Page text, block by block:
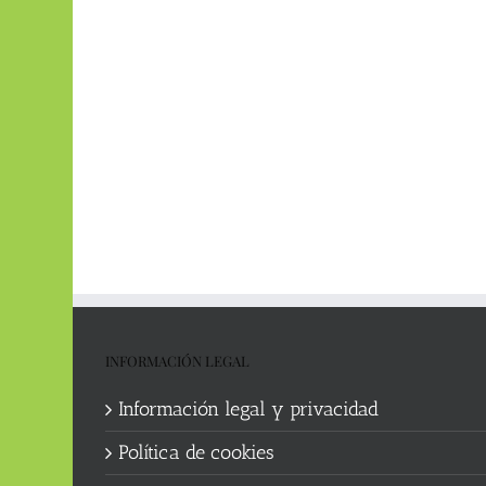
INFORMACIÓN LEGAL
Información legal y privacidad
Política de cookies